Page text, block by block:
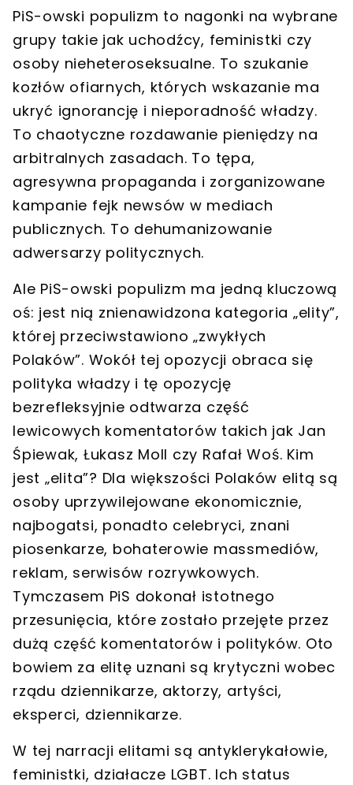
PiS-owski populizm to nagonki na wybrane
grupy takie jak uchodźcy, feministki czy
osoby nieheteroseksualne. To szukanie
kozłów ofiarnych, których wskazanie ma
ukryć ignorancję i nieporadność władzy.
To chaotyczne rozdawanie pieniędzy na
arbitralnych zasadach. To tępa,
agresywna propaganda i zorganizowane
kampanie fejk newsów w mediach
publicznych. To dehumanizowanie
adwersarzy politycznych.
Ale PiS-owski populizm ma jedną kluczową
oś: jest nią znienawidzona kategoria „elity”,
której przeciwstawiono „zwykłych
Polaków”. Wokół tej opozycji obraca się
polityka władzy i tę opozycję
bezrefleksyjnie odtwarza część
lewicowych komentatorów takich jak Jan
Śpiewak, Łukasz Moll czy Rafał Woś. Kim
jest „elita”? Dla większości Polaków elitą są
osoby uprzywilejowane ekonomicznie,
najbogatsi, ponadto celebryci, znani
piosenkarze, bohaterowie massmediów,
reklam, serwisów rozrywkowych.
Tymczasem PiS dokonał istotnego
przesunięcia, które zostało przejęte przez
dużą część komentatorów i polityków. Oto
bowiem za elitę uznani są krytyczni wobec
rządu dziennikarze, aktorzy, artyści,
eksperci, dziennikarze.
W tej narracji elitami są antyklerykałowie,
feministki, działacze LGBT. Ich status